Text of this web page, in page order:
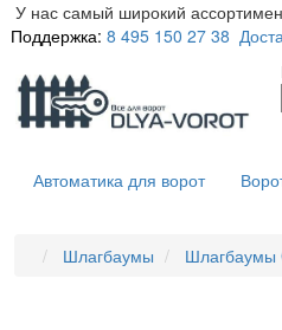
У нас самый широкий
Поддержка: 8 495 150 27 38
Автоматика для ворот
Шлагбаумы Шлагбаумы